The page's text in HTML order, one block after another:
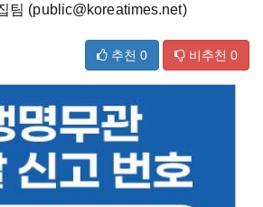
팀 (public@koreatimes.net)
추천 0 비추천 0